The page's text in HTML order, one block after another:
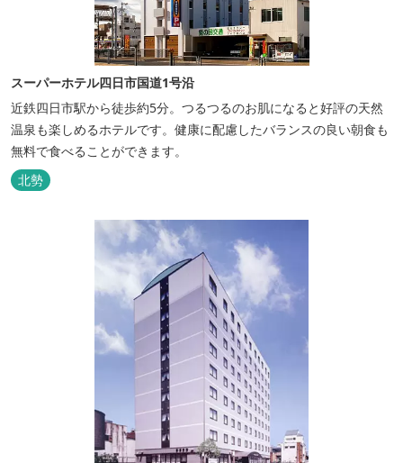
スーパーホテル四日市国道1号沿
近鉄四日市駅から徒歩約5分。つるつるのお肌になると好評の天然
温泉も楽しめるホテルです。健康に配慮したバランスの良い朝食も
無料で食べることができます。
北勢